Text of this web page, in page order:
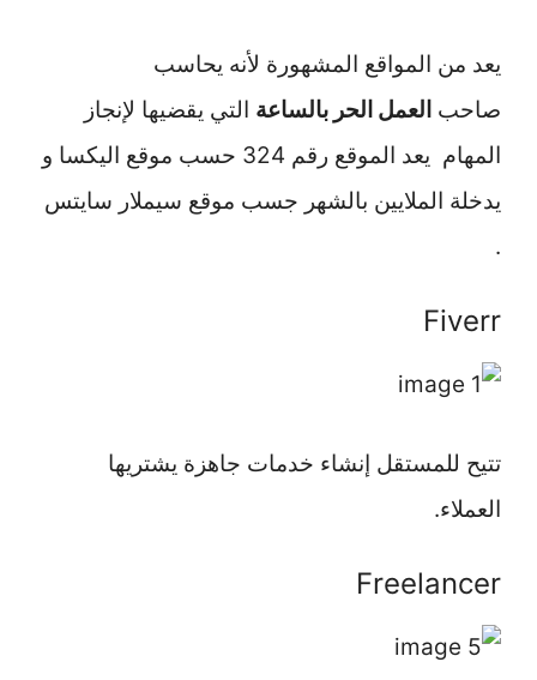
يعد من المواقع المشهورة لأنه يحاسب
صاحب العمل الحر بالساعة التي يقضيها لإنجاز
المهام يعد الموقع رقم 324 حسب موقع اليكسا و
يدخلة الملايين بالشهر جسب موقع سيملار سايتس
.
Fiverr
تتيح للمستقل إنشاء خدمات جاهزة يشتريها
العملاء.
Freelancer